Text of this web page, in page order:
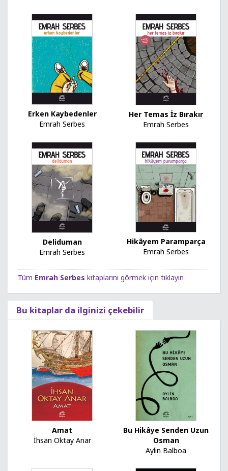
Erken Kaybedenler
Emrah Serbes
Her Temas İz Bırakır
Emrah Serbes
Deliduman
Emrah Serbes
Hikâyem Paramparça
Emrah Serbes
Tüm Emrah Serbes kitaplarını görmek için tıklayın
Bu kitaplar da ilginizi çekebilir
Amat
İhsan Oktay Anar
Bu Hikâye Senden Uzun
Osman
Aylin Balboa